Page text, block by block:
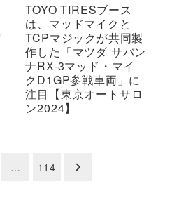
TOYO TIRESブース
は、マッドマイクと
TCPマジックが共同製
作した「マツダ サバン
ナRX-3マッド・マイ
クD1GP参戦車両」に
注目【東京オートサロ
ン2024】
… 114